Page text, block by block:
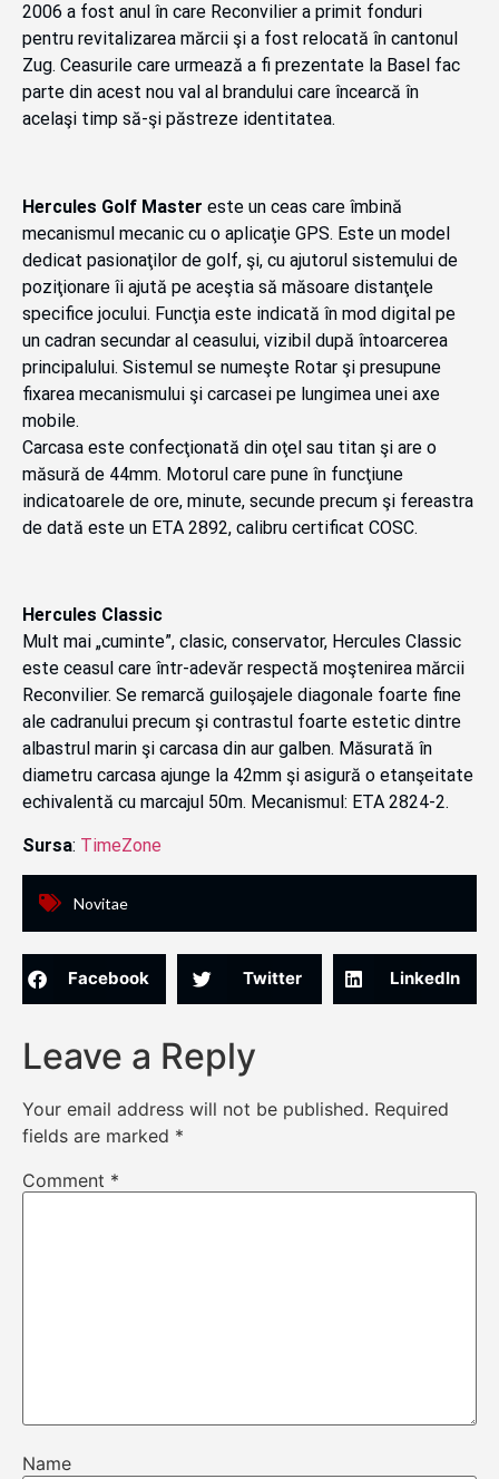
2006 a fost anul în care Reconvilier a primit fonduri
pentru revitalizarea mărcii şi a fost relocată în cantonul
Zug. Ceasurile care urmează a fi prezentate la Basel fac
parte din acest nou val al brandului care încearcă în
acelaşi timp să-şi păstreze identitatea.
Hercules Golf Master este un ceas care îmbină
mecanismul mecanic cu o aplicaţie GPS. Este un model
dedicat pasionaţilor de golf, şi, cu ajutorul sistemului de
poziţionare îi ajută pe aceştia să măsoare distanţele
specifice jocului. Funcţia este indicată în mod digital pe
un cadran secundar al ceasului, vizibil după întoarcerea
principalului. Sistemul se numeşte Rotar şi presupune
fixarea mecanismului şi carcasei pe lungimea unei axe
mobile.
Carcasa este confecţionată din oţel sau titan şi are o
măsură de 44mm. Motorul care pune în funcţiune
indicatoarele de ore, minute, secunde precum şi fereastra
de dată este un ETA 2892, calibru certificat COSC.
Hercules Classic
Mult mai „cuminte”, clasic, conservator, Hercules Classic
este ceasul care într-adevăr respectă moştenirea mărcii
Reconvilier. Se remarcă guiloşajele diagonale foarte fine
ale cadranului precum şi contrastul foarte estetic dintre
albastrul marin şi carcasa din aur galben. Măsurată în
diametru carcasa ajunge la 42mm şi asigură o etanşeitate
echivalentă cu marcajul 50m. Mecanismul: ETA 2824-2.
Sursa: TimeZone
Novitae
Facebook Twitter LinkedIn
Leave a Reply
Your email address will not be published. Required
fields are marked *
Comment *
Name